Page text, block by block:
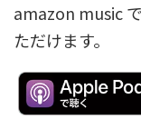
amazon music
ただけます。